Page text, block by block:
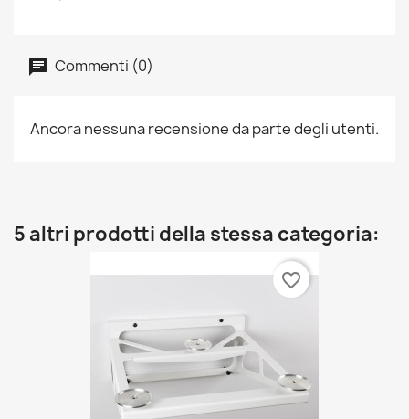
Commenti (0)
Ancora nessuna recensione da parte degli utenti.
5 altri prodotti della stessa categoria:
favorite_border